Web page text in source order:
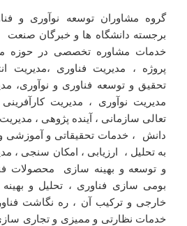
گروه مشاوران توسعه نوآوری و
برجسته دانشگاه ها و خبرگان صنعت
خدمات مشاوره تخصصی در حوزه
پروژه ، مدیریت فناوری ،مدیریت
تحقیق و توسعه فناوری و نوآوری،
مدیریت نوآوری ، مدیریت
تعالی سازمانی ، آینده پژوهی ،
دانش ، خدمات تحقیقاتی و آموزشی و
به تحلیل ، ارزیابی ، امکان سنجی ،
و توسعه و بهینه سازی محصولات
بومی سازی فناوری ، تحلیل و
خارجی و ترکیب آن ، ره نگاشت
خدمات نظارتی و ممیزی و تجاری